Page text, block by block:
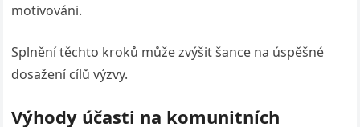
motivováni.
Splnění těchto kroků může zvýšit šance na úspěšné
dosažení cílů výzvy.
Výhody účasti na komunitních